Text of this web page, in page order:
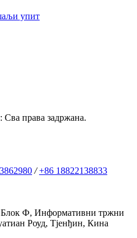
упит
Сва права задржана.
/ +86 18822138833
Блок Ф, Информативни тржни
Роуд, Тјенђин, Кина